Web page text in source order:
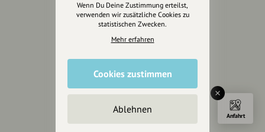
Anfahrt
Wenn Du Deine Zustimmung erteilst,
verwenden wir zusätzliche Cookies zu
statistischen Zwecken.
Mehr erfahren
Cookies zustimmen
Ablehnen